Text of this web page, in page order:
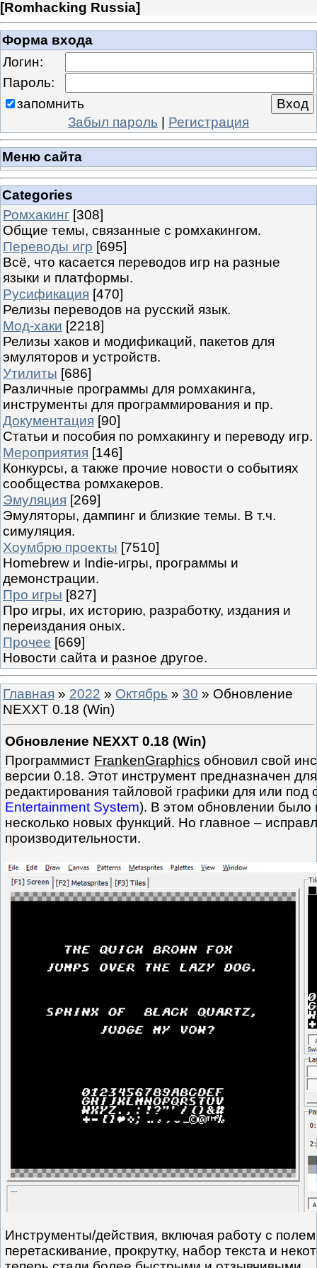
[Romhacking Russia]
Форма входа
Логин:
Пароль:
запомнить
Забыл пароль | Регистрация
Меню сайта
Categories
Ромхакинг [308]
Общие темы, связанные с ромхакингом.
Переводы игр [695]
Всё, что касается переводов игр на разные
языки и платформы.
Русификация [470]
Релизы переводов на русский язык.
Мод-хаки [2218]
Релизы хаков и модификаций, пакетов для
эмуляторов и устройств.
Утилиты [686]
Различные программы для ромхакинга,
инструменты для программирования и пр.
Документация [90]
Статьи и пособия по ромхакингу и переводу игр.
Мероприятия [146]
Конкурсы, а также прочие новости о событиях
сообщества ромхакеров.
Эмуляция [269]
Эмуляторы, дампинг и близкие темы. В т.ч.
симуляция.
Хоумбрю проекты [7510]
Homebrew и Indie-игры, программы и
демонстрации.
Про игры [827]
Про игры, их историю, разработку, издания и
переиздания оных.
Прочее [669]
Новости сайта и разное другое.
Главная » 2022 » Октябрь » 30 » Обновление
NEXXT 0.18 (Win)
Обновление NEXXT 0.18 (Win)
Программист FrankenGraphics обновил свой
версии 0.18. Этот инструмент предназначен
редактирования тайловой графики для или под
Entertainment System). В этом обновлении было
несколько новых функций. Но главное –
производительности.
Инструменты/действия, включая работу с
перетаскивание, прокрутку, набор текста и